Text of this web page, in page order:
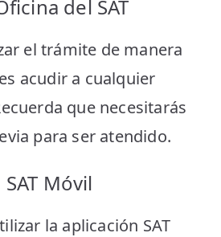
del SAT
el trámite de manera
acudir a cualquier
que necesitarás
para ser atendido.
Móvil
la aplicación SAT